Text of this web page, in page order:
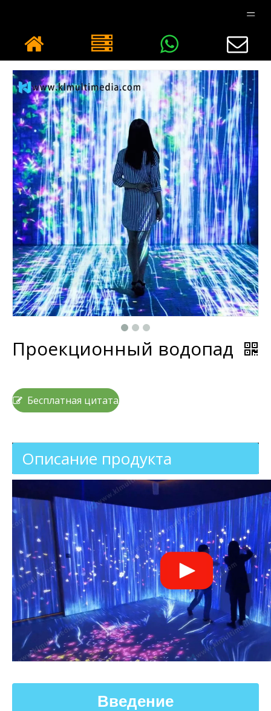
Проекционный водопад
Бесплатная цитата
Описание продукта
Введение